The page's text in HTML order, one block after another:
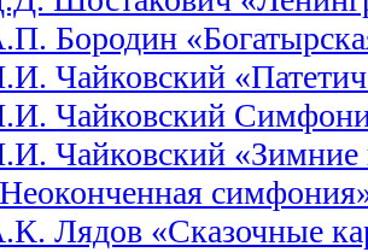
Бородин
Чайковский
Чайковский
Чайковский «Зимние
Лядов «Сказочные